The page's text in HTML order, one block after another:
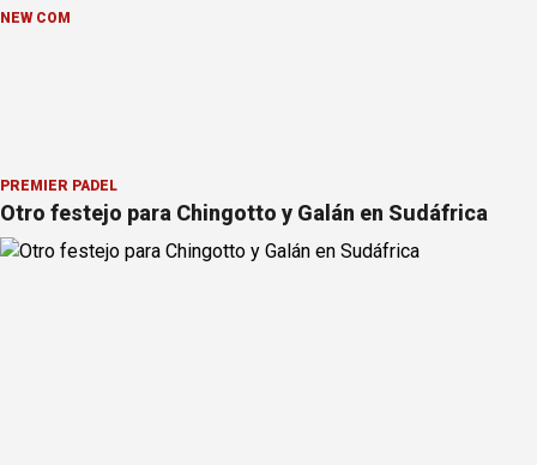
NEW COM
PREMIER PÁDEL
Otro festejo para Chingotto y Galán en Sudáfrica